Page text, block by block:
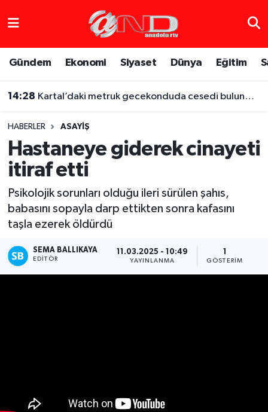
Gündem Ekonomi Siyaset Dünya Eğitim
14:28 Kartal’daki metruk gecekonduda cesedi bulunmuştu, iş arkadaşı altınları için boğarak öldürmüş
HABERLER ASAYIŞ
Hastaneye giderek cinayeti
itiraf etti
Psikolojik sorunları olduğu ileri sürülen şahıs,
babasını sopayla darp ettikten sonra kafasını
taşla ezerek öldürdü
SEMA BALLIKAYA
EDITÖR
11.03.2025 - 10:49
YAYINLANMA
1
GÖSTERIM
Ekonomi
Gündem
Sağlık
Siyaset
Son Dakika Haberleri
Haber Arşivi